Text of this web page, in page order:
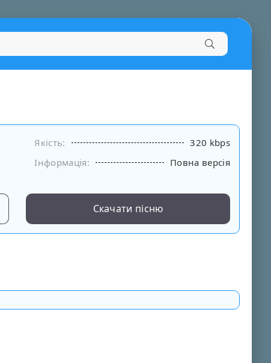
Якість:
320 kbps
Інформація: Повна версія
Скачати пісню